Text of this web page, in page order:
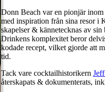
Donn Beach var en pionjär
med inspiration från sina resor i
skapelser & kännetecknas av
Drinkens komplexitet beror
kodade recept, vilket gjorde att
tid.
Tack vare cocktailhistorikern
återskapats & dokumenterats,